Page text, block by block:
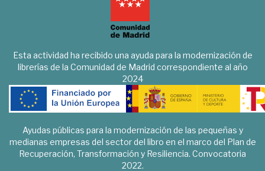
Esta actividad ha recibido una ayuda para la modernización de
librerías de la Comunidad de Madrid correspondiente al año
2024
Ayudas públicas para la modernización de las pequeñas y
medianas empresas del sector del libro en el marco del Plan de
Recuperación, Transformación y Resiliencia. Convocatoria
2022.